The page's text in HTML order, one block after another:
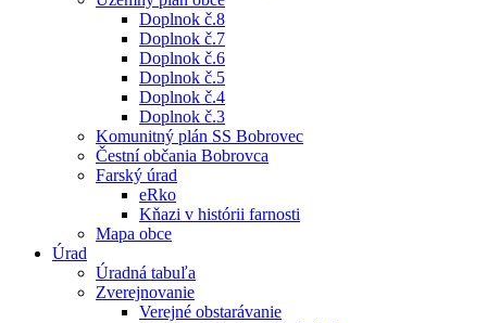
Doplnok č.8
Doplnok č.7
Doplnok č.6
Doplnok č.5
Doplnok č.4
Doplnok č.3
Komunitný plán SS Bobrovec
Čestní občania Bobrovca
Farský úrad
eRko
Kňazi v histórii farnosti
Mapa obce
Úrad
Úradná tabuľa
Zverejnovanie
Verejné obstarávanie